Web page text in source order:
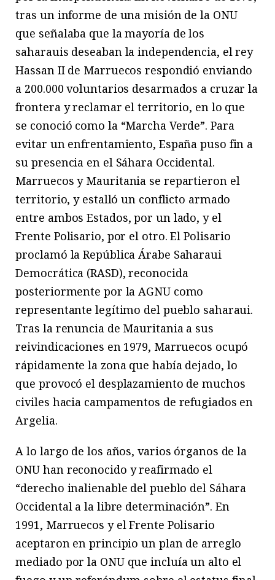
tras un informe de una misión de la ONU
que señalaba que la mayoría de los
saharauis deseaban la independencia, el rey
Hassan II de Marruecos respondió enviando
a 200.000 voluntarios desarmados a cruzar la
frontera y reclamar el territorio, en lo que
se conoció como la “Marcha Verde”. Para
evitar un enfrentamiento, España puso fin a
su presencia en el Sáhara Occidental.
Marruecos y Mauritania se repartieron el
territorio, y estalló un conflicto armado
entre ambos Estados, por un lado, y el
Frente Polisario, por el otro. El Polisario
proclamó la República Árabe Saharaui
Democrática (RASD), reconocida
posteriormente por la AGNU como
representante legítimo del pueblo saharaui.
Tras la renuncia de Mauritania a sus
reivindicaciones en 1979, Marruecos ocupó
rápidamente la zona que había dejado, lo
que provocó el desplazamiento de muchos
civiles hacia campamentos de refugiados en
Argelia.
A lo largo de los años, varios órganos de la
ONU han reconocido y reafirmado el
“derecho inalienable del pueblo del Sáhara
Occidental a la libre determinación”. En
1991, Marruecos y el Frente Polisario
aceptaron en principio un plan de arreglo
mediado por la ONU que incluía un alto el